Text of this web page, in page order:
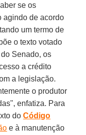
se os
agindo de acordo
um termo de
o texto votado
do Senado, os
a crédito
a legislação.
o produtor
enfatiza. Para
doCódigo
e à manutenção